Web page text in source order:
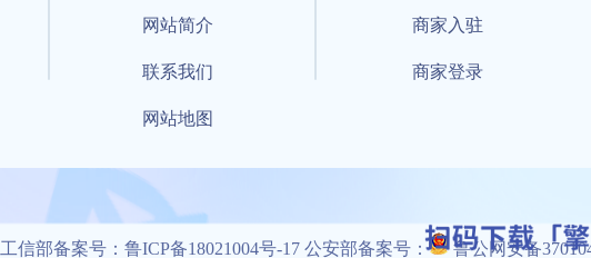
网站简介
联系我们
网站地图
商家入驻
商家登录
© 2021 By 擎天拆车-买卖拆车件，擎天拆车好省快 All Rights Reserved
工信部备案号：鲁ICP备18021004号-17 公安部备案号： 鲁公网安备